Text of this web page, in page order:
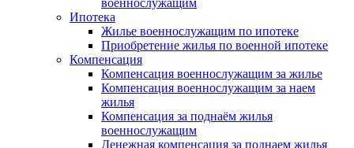
военнослужащим
Ипотека
Жилье военнослужащим по ипотеке
Приобретение жилья по военной ипотеке
Компенсация
Компенсация военнослужащим за жилье
Компенсация военнослужащим за наем
жилья
Компенсация за поднаём жилья
военнослужащим
Денежная компенсация за поднаем жилья